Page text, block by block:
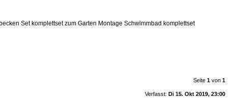
Set komplettset zum Garten Montage Schwimmbad komplettset
Seite 1von 1
Verfasst: Di 15. Okt 2019, 23:00